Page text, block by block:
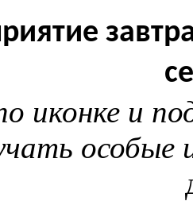
иконке и
особые